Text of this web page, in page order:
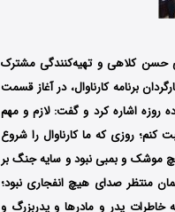
حسن کلاهی و تهیه‌کنندگی مشترک
جوان، مجری و کارگردان برنامه کارناوال، در آغاز قسمت
سخنانی به جنگ دوازده روزه اشاره کرد و گفت: لازم و مهم
کنم؛ روزی که ما کارناوال را شروع
موشک و بمبی نبود و سایه جنگ بر
منتظر صدای هیچ انفجاری نبود؛
پدر و مادرها و پدربزرگ و